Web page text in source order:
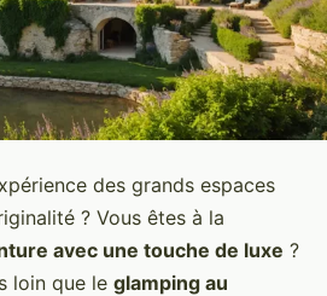
des grands espaces
? Vous êtes à la
avec une touche de luxe ?
loin que le glamping au